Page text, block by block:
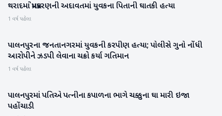
બનાસકાંઠા
થરાદમાં પ્રેમપ્રકરણની અદાવતમાં યુવકના પિતાની ઘાતકી હત્યા
1 વર્ષ પહેલા
બનાસકાંઠા
પાલનપુરના જનતાનગરમાં યુવકની કરપીણ હત્યા; પોલીસે ગુનો નોંધી
આરોપીને ઝડપી લેવાના ચક્રો કર્યા ગતિમાન
1 વર્ષ પહેલા
બનાસકાંઠા
પાલનપુરમાં પતિએ પત્નીના કપાળના ભાગે ચક્કુના ઘા મારી ઇજા
પહોંચાડી